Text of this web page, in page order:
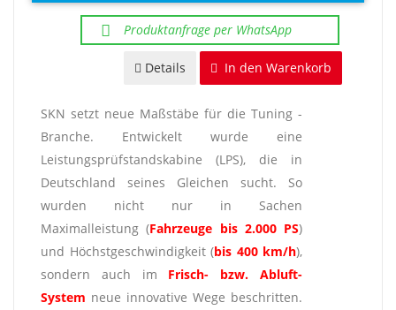
Produktanfrage per WhatsApp
In den Warenkorb
Details
SKN setzt neue Maßstäbe für die Tuning -
Branche. Entwickelt wurde eine
Leistungsprüfstandskabine (LPS), die in
Deutschland seines Gleichen sucht. So
wurden nicht nur in Sachen
Maximalleistung (Fahrzeuge bis 2.000 PS)
und Höchstgeschwindigkeit (bis 400 km/h),
sondern auch im Frisch- bzw. Abluft-
System neue innovative Wege beschritten.